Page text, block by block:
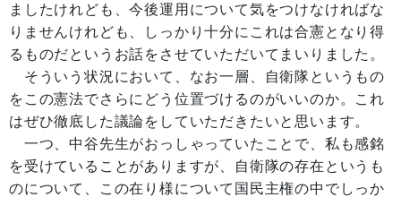
ましたけれども、今後運用について気をつけなければな
りませんけれども、しっかり十分にこれは合憲となり得
るものだというお話をさせていただいてまいりました。
そういう状況において、なお一層、自衛隊というもの
をこの憲法でさらにどう位置づけるのがいいのか。これ
はぜひ徹底した議論をしていただきたいと思います。
一つ、中谷先生がおっしゃっていたことで、私も感銘
を受けていることがありますが、自衛隊の存在というも
のについて、この在り様について国民主権の中でしっか